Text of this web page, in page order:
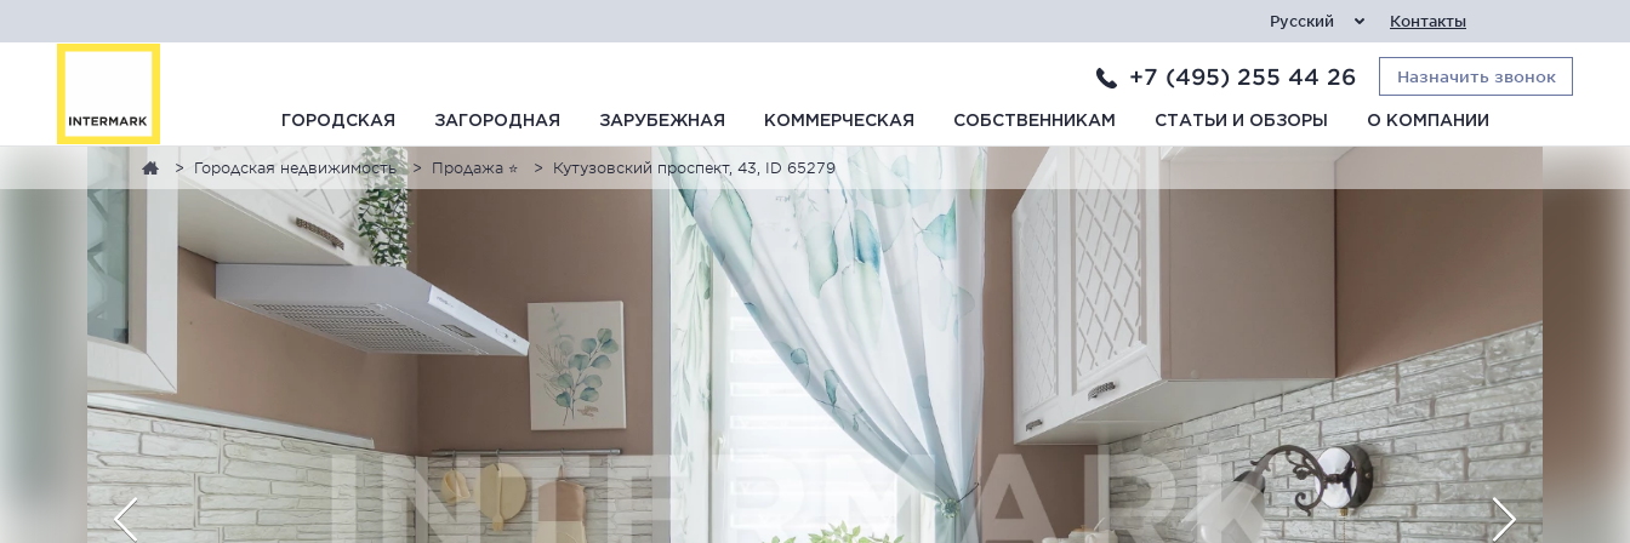
Русский Контакты
+7 (495) 255 44 26 Назначить звонок
ГОРОДСКАЯ ЗАГОРОДНАЯ ЗАРУБЕЖНАЯ КОММЕРЧЕСКАЯ СОБСТВЕННИКАМ СТАТЬИ И ОБЗОРЫ О КОМПАНИИ
Городская недвижимость Продажа ⭐ Кутузовский проспект, 43, ID 65279